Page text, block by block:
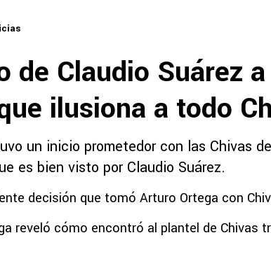
de Claudio Suárez
ilusiona a todo
un inicio prometedor con las Chivas
es bien visto por Claudio Suárez.
decisión que tomó Arturo Ortega con
reveló cómo encontró al plantel de Chivas